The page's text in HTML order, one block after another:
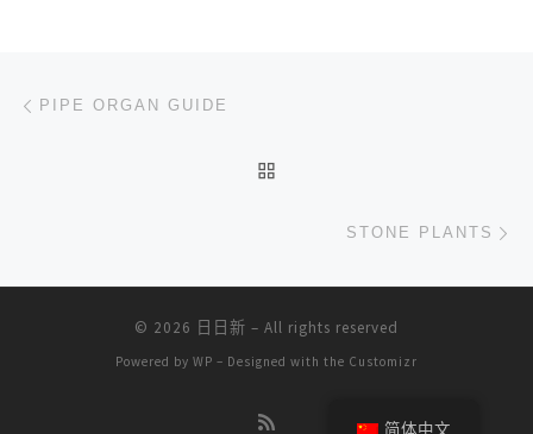
文章导航
PIPE ORGAN GUIDE
STONE PLANTS
© 2026 日日新 – All rights reserved
Powered by WP – Designed with the Customizr
简体中文